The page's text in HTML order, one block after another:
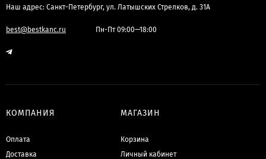
Наш адрес: Санкт-Петербург, ул. Латышских Стрелков, д. 31А
best@bestkanc.ru Пн-Пт 09:00—18:00
КОМПАНИЯ
Оплата
Доставка
МАГАЗИН
Корзина
Личный кабинет